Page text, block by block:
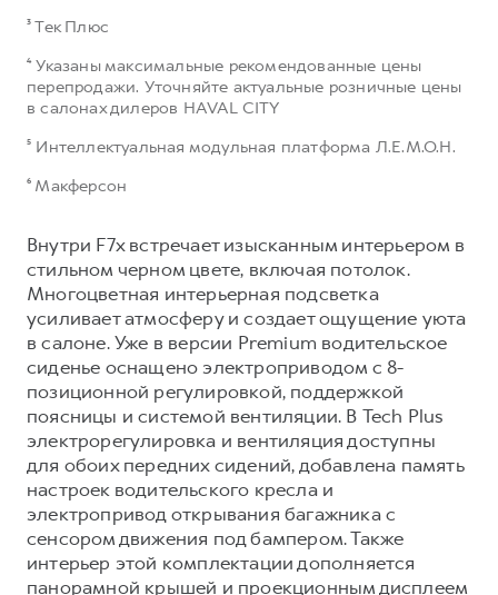
³ Тек Плюс
⁴ Указаны максимальные рекомендованные цены
перепродажи. Уточняйте актуальные розничные цены
в салонах дилеров HAVAL CITY
⁵ Интеллектуальная модульная платформа Л.Е.М.О.Н.
⁶ Макферсон
Внутри F7x встречает изысканным интерьером в
стильном черном цвете, включая потолок.
Многоцветная интерьерная подсветка
усиливает атмосферу и создает ощущение уюта
в салоне. Уже в версии Premium водительское
сиденье оснащено электроприводом с 8-
позиционной регулировкой, поддержкой
поясницы и системой вентиляции. В Tech Plus
электрорегулировка и вентиляция доступны
для обоих передних сидений, добавлена память
настроек водительского кресла и
электропривод открывания багажника с
сенсором движения под бампером. Также
интерьер этой комплектации дополняется
панорамной крышей и проекционным дисплеем